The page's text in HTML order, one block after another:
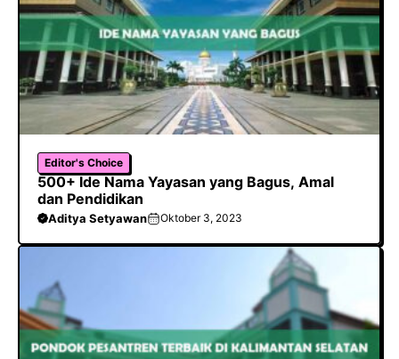
Editor's Choice
500+ Ide Nama Yayasan yang Bagus, Amal
dan Pendidikan
Aditya Setyawan Oktober 3, 2023